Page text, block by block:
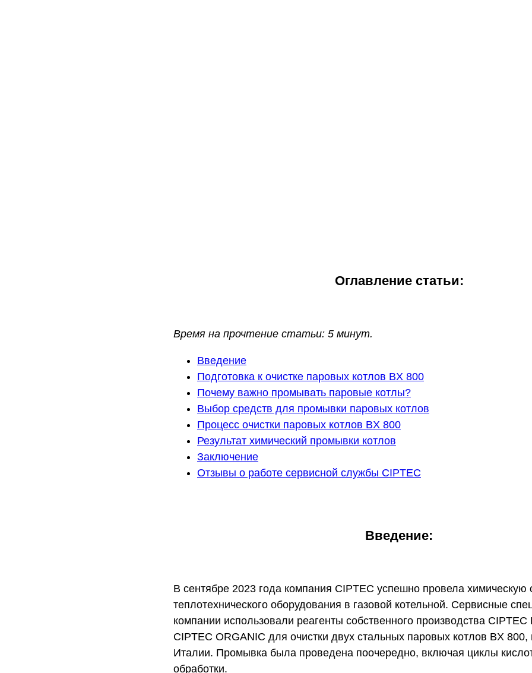
Оглавление статьи:
Время на прочтение статьи: 5 минут.
Введение
Подготовка к очистке паровых котлов BX 800
Почему важно промывать паровые котлы?
Выбор средств для промывки паровых котлов
Процесс очистки паровых котлов BX 800
Результат химический промывки котлов
Заключение
Отзывы о работе сервисной службы CIPTEC
Введение:
В сентябре 2023 года компания CIPTEC успешно провела химическую
теплотехнического оборудования в газовой котельной. Сервисные
компании использовали реагенты собственного производства CIPTEC
CIPTEC ORGANIC для очистки двух стальных паровых котлов BX
Италии. Промывка была проведена поочередно, включая циклы
обработки.